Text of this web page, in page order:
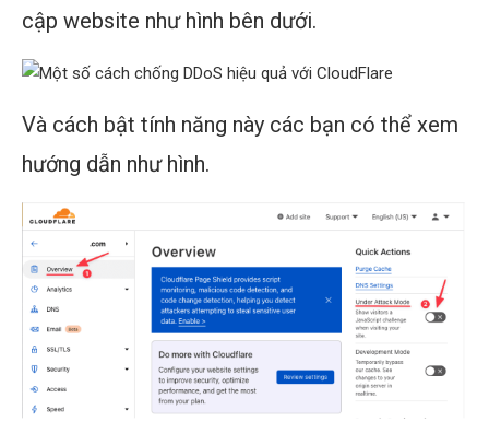
cập website như hình bên dưới.
Và cách bật tính năng này các bạn có thể xem
hướng dẫn như hình.